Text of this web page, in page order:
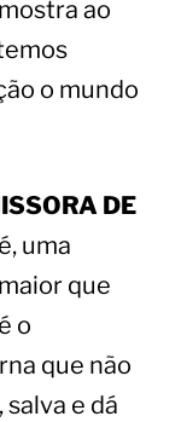
ao
o mundo
DE
uma
que
o
que não
e dá